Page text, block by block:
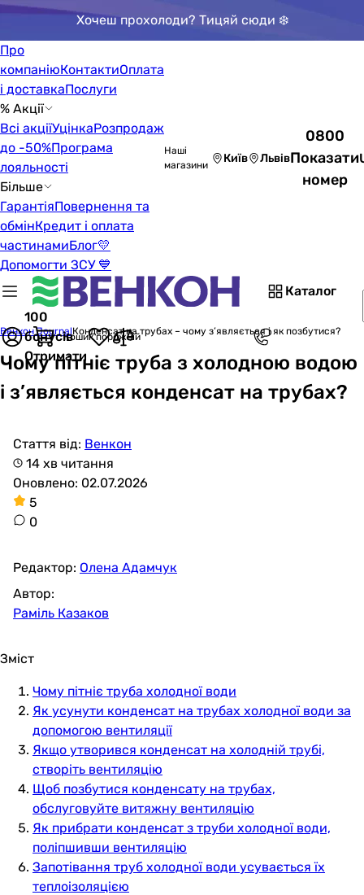
Хочеш прохолоди? Тицяй сюди ❄️
Про
компаніюКонтактиОплата
і доставкаПослуги
% Акції
Всі акціїУцінкаРозпродаж
до -50%Програма
лояльності
Більше
ГарантіяПовернення та
обмінКредит і оплата
частинамиБлог💛
Допомогти ЗСУ 💙
Наші
магазини
Київ Львів
0800
Показати
номер
Каталог
100
бонусів
Отримати
Кошик порожній
Венкон JournalКонденсат на трубах – чому з’являється і як позбутися?
Чому пітніє труба з холодною водою
і з’являється конденсат на трубах?
Стаття від: Венкон
14 хв читання
Оновлено: 02.07.2026
5
0
Редактор: Олена Адамчук
Автор:
Раміль Казаков
Зміст
Чому пітніє труба холодної води
Як усунути конденсат на трубах холодної води за
допомогою вентиляції
Якщо утворився конденсат на холодній трубі,
створіть вентиляцію
Щоб позбутися конденсату на трубах,
обслуговуйте витяжну вентиляцію
Як прибрати конденсат з труби холодної води,
поліпшивши вентиляцію
Запотівання труб холодної води усувається їх
теплоізоляцією